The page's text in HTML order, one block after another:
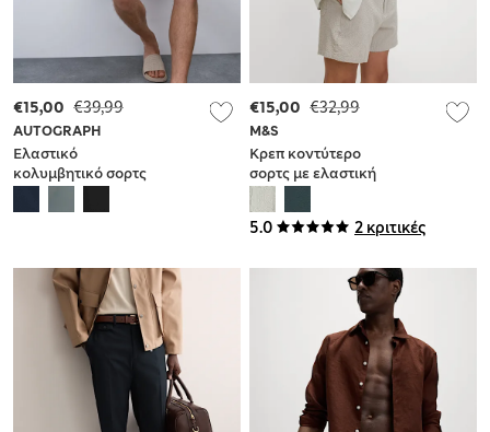
AUTOGRAPH
Ελαστικό
κολυμβητικό σορτς
στεγνώνει γρήγορα
€39,99
€15,00
5.0 2 κριτικές
M&S
Κρεπ κοντύτερο
σορτς με ελαστική
μέση
€32,99
€15,00